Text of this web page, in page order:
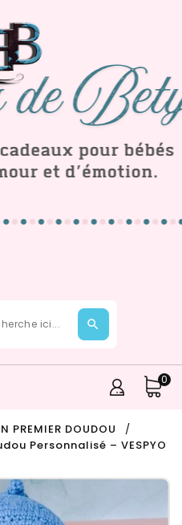
0
PREMIER DOUDOU
Personnalisé – VESPYO